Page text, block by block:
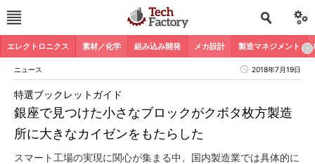
エレクトロニクス 素材／化学 組み込み開発 メカ設計 製造マネジメント
ニュース 2018年7月19日
銀座で見つけた小さなブロックがクボタ枚方製造
所に大きなカイゼンをもたらした
特選ブックレットガイド
スマート工場の実現に関心が集まる中、国内製造業では具体的に